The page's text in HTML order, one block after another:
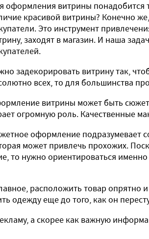
оформления витрины понадобится
красивой витрины? Конечно
Это инструмент
заходят в магазин. И наша
задекорировать витрину так,
всех, то для большинства
витрины может быть
огромную роль. Качественные
оформление подразумевает
может привлечь прохожих.
то нужно ориентироваться
расположить товар опрятно
одежду еще до того, как он
а скорее как важную